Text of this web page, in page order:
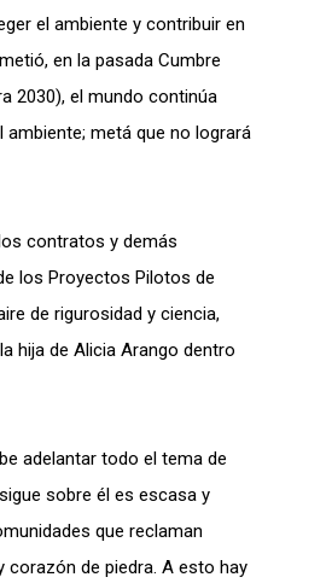
el ambiente y contribuir en
en la pasada Cumbre
2030), el mundo continúa
metá que no logrará
contratos y demás
los Proyectos Pilotos de
de rigurosidad y ciencia,
hija de Alicia Arango dentro
adelantar todo el tema de
sobre él es escasa y
que reclaman
de piedra. A esto hay